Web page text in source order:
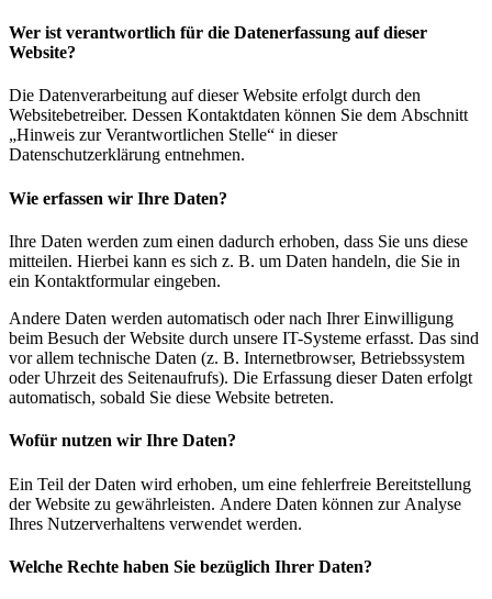
Wer ist verantwortlich für die Datenerfassung auf dieser
Website?
Die Datenverarbeitung auf dieser Website erfolgt durch den
Websitebetreiber. Dessen Kontaktdaten können Sie dem Abschnitt
„Hinweis zur Verantwortlichen Stelle“ in dieser
Datenschutzerklärung entnehmen.
Wie erfassen wir Ihre Daten?
Ihre Daten werden zum einen dadurch erhoben, dass Sie uns diese
mitteilen. Hierbei kann es sich z. B. um Daten handeln, die Sie in
ein Kontaktformular eingeben.
Andere Daten werden automatisch oder nach Ihrer Einwilligung
beim Besuch der Website durch unsere IT-Systeme erfasst. Das sind
vor allem technische Daten (z. B. Internetbrowser, Betriebssystem
oder Uhrzeit des Seitenaufrufs). Die Erfassung dieser Daten erfolgt
automatisch, sobald Sie diese Website betreten.
Wofür nutzen wir Ihre Daten?
Ein Teil der Daten wird erhoben, um eine fehlerfreie Bereitstellung
der Website zu gewährleisten. Andere Daten können zur Analyse
Ihres Nutzerverhaltens verwendet werden.
Welche Rechte haben Sie bezüglich Ihrer Daten?